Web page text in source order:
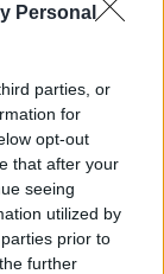
Personal
parties, or
for
opt-out
that after your
seeing
utilized by
prior to
further